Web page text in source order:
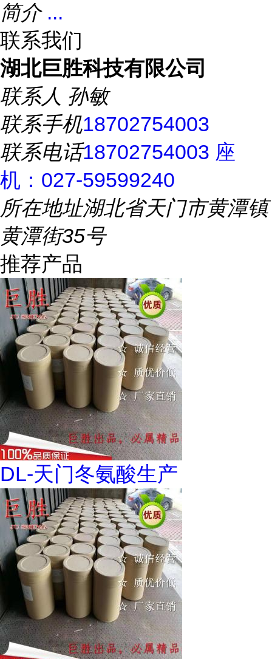
简介 ...
联系我们
湖北巨胜科技有限公司
联系人 孙敏
联系手机18702754003
联系电话18702754003 座
机：027-59599240
所在地址湖北省天门市黄潭镇
黄潭街35号
推荐产品
DL-天门冬氨酸生产